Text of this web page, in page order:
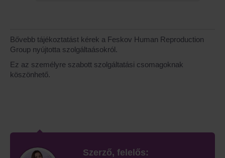
Bővebb tájékoztatást kérek a Feskov Human Reproduction
Group nyújtotta szolgáltaásokról.
Ez az személyre szabott szolgáltatási csomagoknak
köszönhető.
Szerző, felelős: